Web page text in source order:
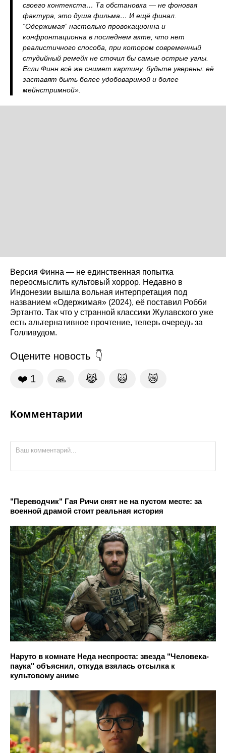
своего контекста… Та обстановка — не фоновая
фактура, это душа фильма… И ещё финал.
“Одержимая” настолько провокационна и
конфронтационна в последнем акте, что нет
реалистичного способа, при котором современный
студийный ремейк не сточил бы самые острые углы.
Если Финн всё же снимет картину, будьте уверены: её
заставят быть более удобоваримой и более
мейнстримной».
Версия Финна — не единственная попытка
переосмыслить культовый хоррор. Недавно в
Индонезии вышла вольная интерпретация под
названием «Одержимая» (2024), её поставил Робби
Эртанто. Так что у странной классики Жулавского уже
есть альтернативное прочтение, теперь очередь за
Голливудом.
Оцените новость
❤️ 1 🙏 😹 🙀 😿
Комментарии
"Переводчик" Гая Ричи снят не на пустом месте: за
военной драмой стоит реальная история
Наруто в комнате Неда неспроста: звезда "Человека-
паука" объяснил, откуда взялась отсылка к
культовому аниме